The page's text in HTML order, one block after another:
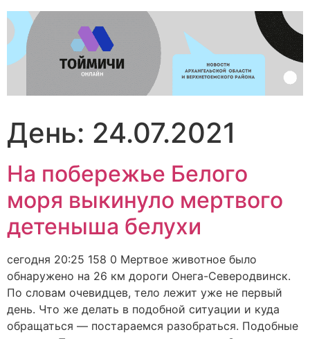
Перейти
содержимому
День: 24.07.2021
На побережье Белого
моря выкинуло мертвого
детеныша белухи
сегодня 20:25 158 0 Мертвое животное было
обнаружено на 26 км дороги Онега-Северодвинск.
По словам очевидцев, тело лежит уже не первый
день. Что же делать в подобной ситуации и куда
обращаться — постараемся разобраться. Подобные